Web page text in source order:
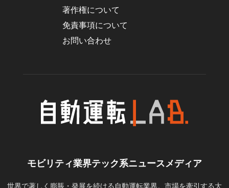
著作権について
免責事項について
お問い合わせ
モビリティ業界テック系ニュースメディア
世界で著しく膨脹・発展を続ける自動運転業界。市場を牽引する大